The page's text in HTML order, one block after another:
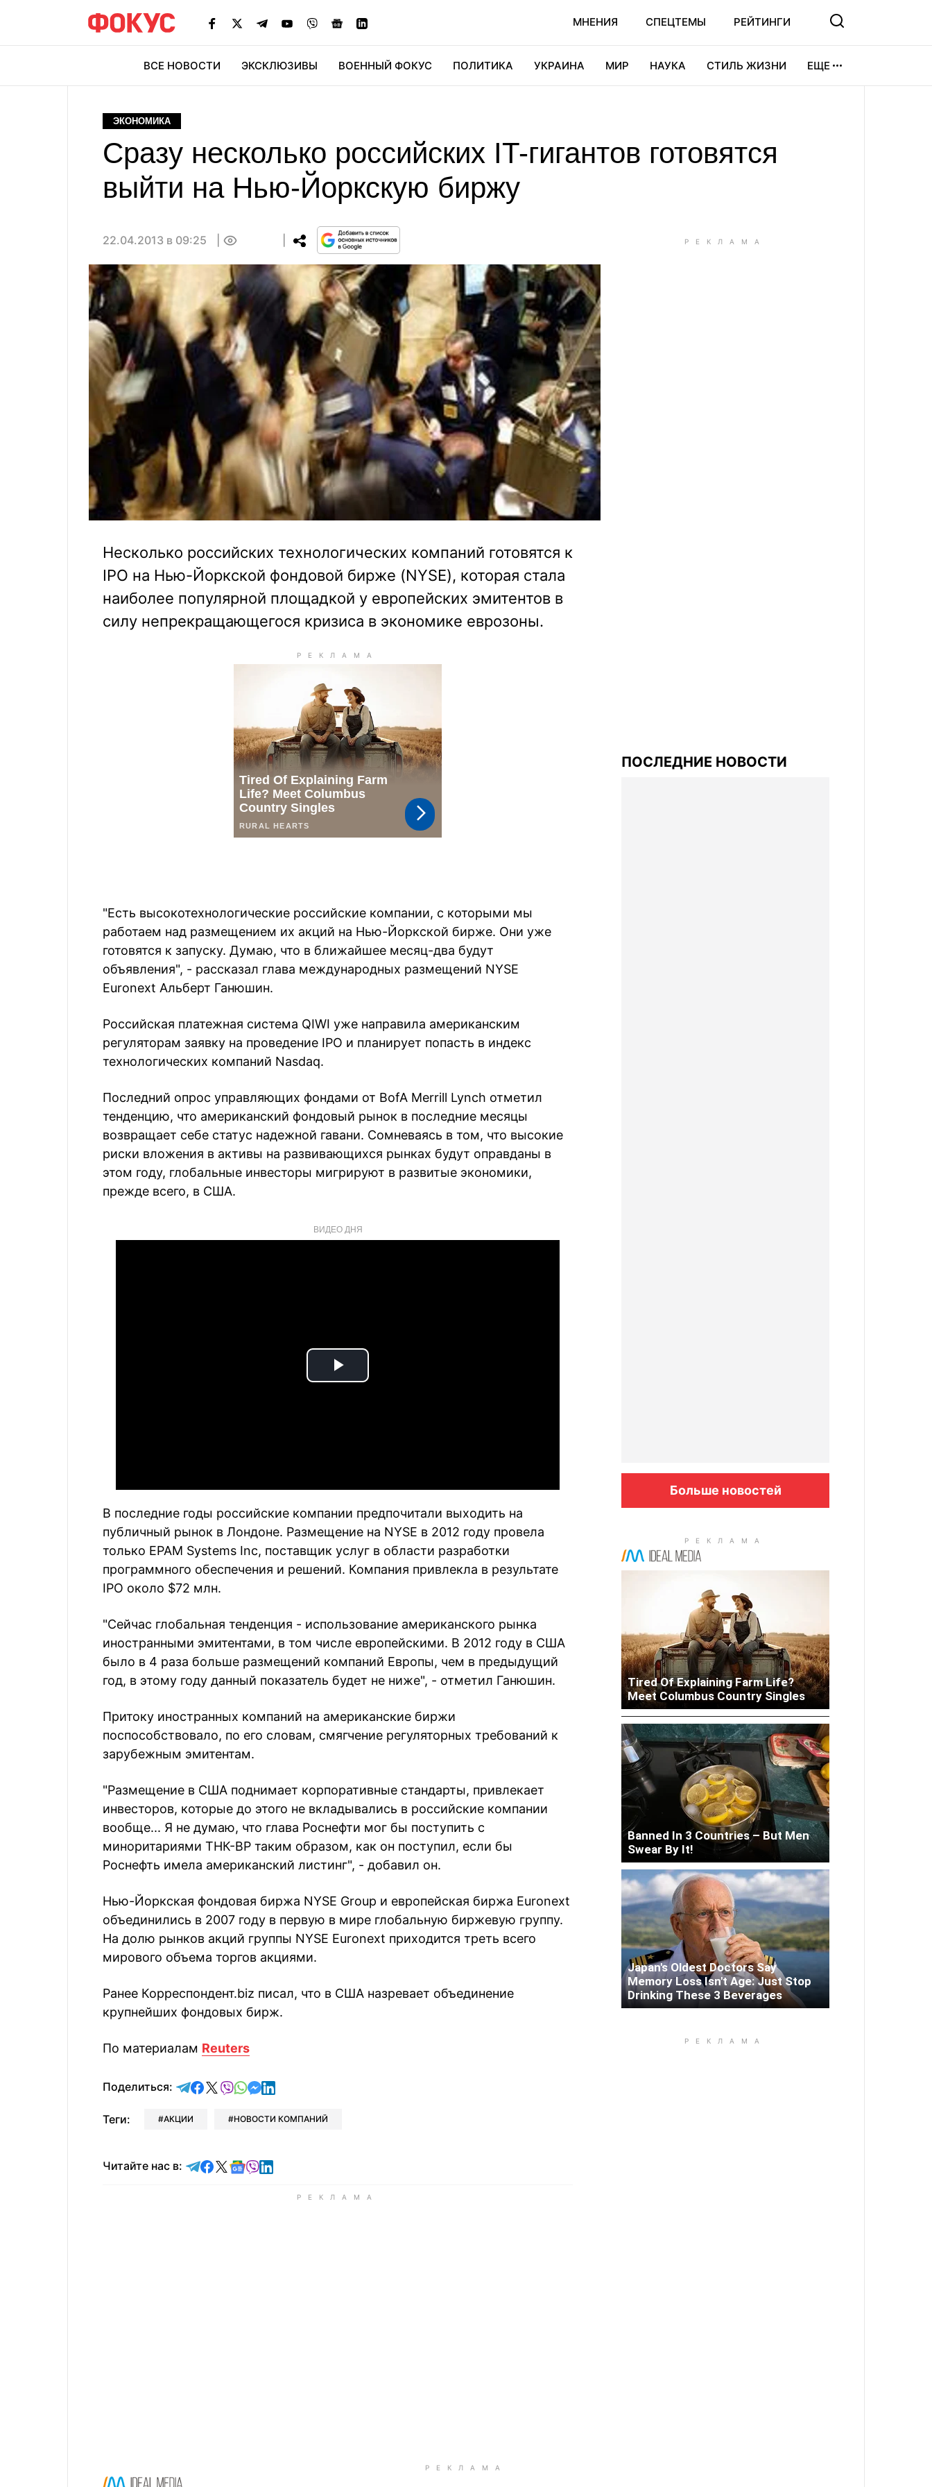
МНЕНИЯ СПЕЦТЕМЫ РЕЙТИНГИ
ВСЕ НОВОСТИ ЭКСКЛЮЗИВЫ ВОЕННЫЙ ФОКУС ПОЛИТИКА УКРАИНА МИР НАУКА СТИЛЬ ЖИЗНИ ЕЩЕ
ЭКОНОМИКА
Сразу несколько российских IT-гигантов готовятся
выйти на Нью-Йоркскую биржу
22.04.2013 в 09:25
Несколько российских технологических компаний готовятся к
IPO на Нью-Йоркской фондовой бирже (NYSE), которая стала
наиболее популярной площадкой у европейских эмитентов в
силу непрекращающегося кризиса в экономике еврозоны.
"Есть высокотехнологические российские компании, с которыми мы
работаем над размещением их акций на Нью-Йоркской бирже. Они уже
готовятся к запуску. Думаю, что в ближайшее месяц-два будут
объявления", - рассказал глава международных размещений NYSE
Euronext Альберт Ганюшин.
Российская платежная система QIWI уже направила американским
регуляторам заявку на проведение IPO и планирует попасть в индекс
технологических компаний Nasdaq.
Последний опрос управляющих фондами от BofA Merrill Lynch отметил
тенденцию, что американский фондовый рынок в последние месяцы
возвращает себе статус надежной гавани. Сомневаясь в том, что высокие
риски вложения в активы на развивающихся рынках будут оправданы в
этом году, глобальные инвесторы мигрируют в развитые экономики,
прежде всего, в США.
ВИДЕО ДНЯ
Play
В последние годы российские компании предпочитали выходить на
публичный рынок в Лондоне. Размещение на NYSE в 2012 году провела
только EPAM Systems Inc, поставщик услуг в области разработки
программного обеспечения и решений. Компания привлекла в результате
IPO около $72 млн.
"Сейчас глобальная тенденция - использование американского рынка
иностранными эмитентами, в том числе европейскими. В 2012 году в США
было в 4 раза больше размещений компаний Европы, чем в предыдущий
год, в этому году данный показатель будет не ниже", - отметил Ганюшин.
Притоку иностранных компаний на американские биржи
поспособствовало, по его словам, смягчение регуляторных требований к
зарубежным эмитентам.
"Размещение в США поднимает корпоративные стандарты, привлекает
инвесторов, которые до этого не вкладывались в российские компании
вообще... Я не думаю, что глава Роснефти мог бы поступить с
миноритариями ТНК-BP таким образом, как он поступил, если бы
Роснефть имела американский листинг", - добавил он.
Нью-Йоркская фондовая биржа NYSE Group и европейская биржа Euronext
объединились в 2007 году в первую в мире глобальную биржевую группу.
На долю рынков акций группы NYSE Euronext приходится треть всего
мирового объема торгов акциями.
Ранее Корреспондент.biz писал, что в США назревает объединение
крупнейших фондовых бирж.
По материалам Reuters
Поделиться: отправить в Telegram
поделиться в Facebook
поделиться в X
отправить в Viber
отправить в Whatsapp
отправить в Messenger
отправить в LinkedIn
Теги: АКЦИИ НОВОСТИ КОМПАНИЙ
Читайте нас в: Читайте в Telegram
Читайте в Facebook
Читайте в X
Читайте в Google news
Читайте в Viber
Читайте в LinkedIn
ПОСЛЕДНИЕ НОВОСТИ
Больше новостей